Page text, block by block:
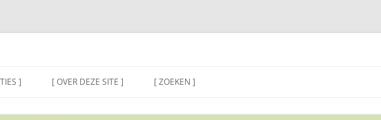
] [ OVER DEZE SITE ] [ ZOEKEN ]